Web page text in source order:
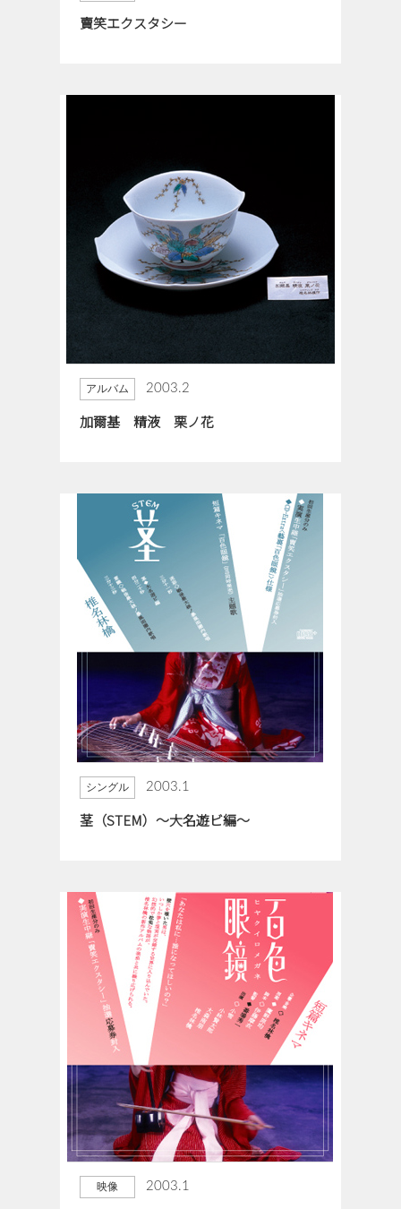
賣笑エクスタシー
アルバム 2003.2
加爾基 精液 栗ノ花
シングル 2003.1
茎（STEM）～大名遊ビ編〜
映像 2003.1